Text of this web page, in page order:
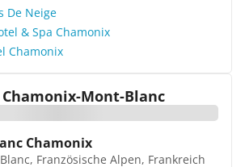
De Neige
& Spa Chamonix
Chamonix
Chamonix-Mont-Blanc
Chamonix
Französische Alpen, Frankreich